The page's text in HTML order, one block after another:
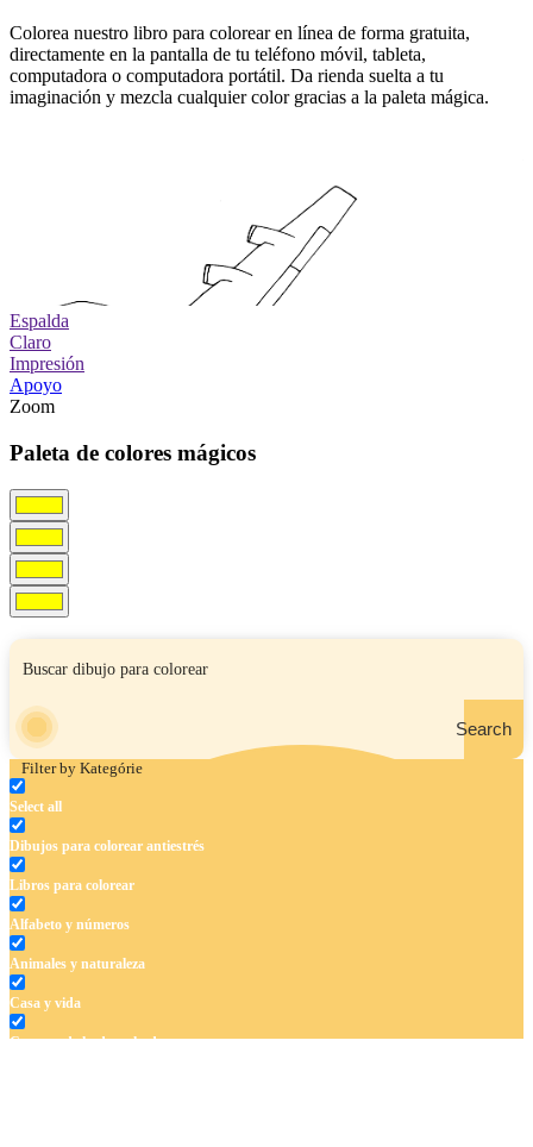
Colorea nuestro libro para colorear en línea de forma gratuita,
directamente en la pantalla de tu teléfono móvil, tableta,
computadora o computadora portátil. Da rienda suelta a tu
imaginación y mezcla cualquier color gracias a la paleta mágica.
Espalda
Claro
Impresión
Apoyo
Zoom
Paleta de colores mágicos
Search
Filter by Kategórie
Select all
Dibujos para colorear antiestrés
Libros para colorear
Alfabeto y números
Animales y naturaleza
Casa y vida
Cuentos de hadas y hadas